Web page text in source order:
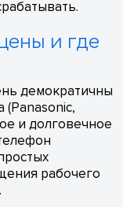
и где
демократичны
(Panasonic,
и долговечное
рабочего